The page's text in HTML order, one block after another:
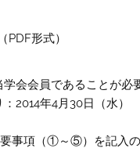
PDF形式）
会会員であることが必
2014年4月30日（水）
事項（①～⑤）を記入の